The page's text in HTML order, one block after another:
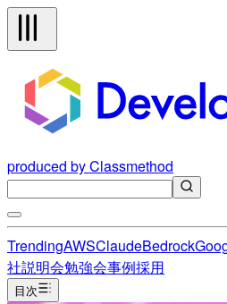
produced by Classmethod
TrendingAWSClaudeBedrock
社説明会勉強会事例採用
目次